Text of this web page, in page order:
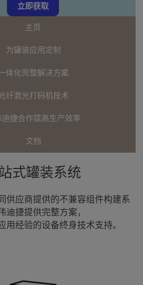
立即获取
主页
为罐装应用定制
体化完整解决方案
纤激光打码机技术
迪捷合作提高生产效率
文档
式罐装系统
供应商提供的不兼容组件构建系
迪捷提供完整方案，
用经验的设备终身技术支持。